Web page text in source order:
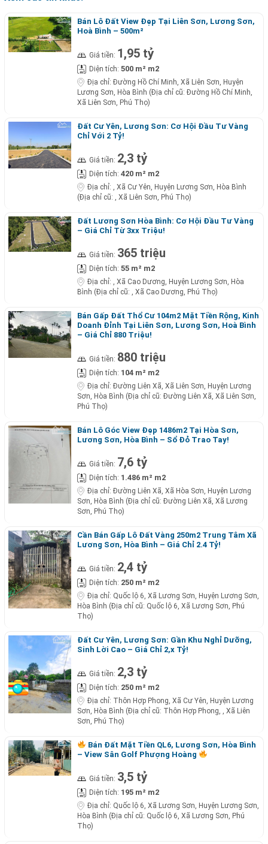
Bán Lô Đất View Đẹp Tại Liên Sơn, Lương Sơn,
Hoà Bình – 500m²
Giá tiền: 1,95 tỷ
Diện tích: 500 m² m2
Địa chỉ: Đường Hồ Chí Minh, Xã Liên Sơn, Huyện
Lương Sơn, Hòa Bình (Địa chỉ cũ: Đường Hồ Chí Minh,
Xã Liên Sơn, Phú Thọ)
Đất Cư Yên, Lương Sơn: Cơ Hội Đầu Tư Vàng
Chỉ Với 2 Tỷ!
Giá tiền: 2,3 tỷ
Diện tích: 420 m² m2
Địa chỉ:
, Xã Cư Yên, Huyện Lương Sơn, Hòa Bình
(Địa chỉ cũ: , Xã Liên Sơn, Phú Thọ)
Đất Lương Sơn Hòa Bình: Cơ Hội Đầu Tư Vàng
– Giá Chỉ Từ 3xx Triệu!
Giá tiền: 365 triệu
Diện tích: 55 m² m2
Địa chỉ:
, Xã Cao Dương, Huyện Lương Sơn, Hòa
Bình (Địa chỉ cũ: , Xã Cao Dương, Phú Thọ)
Bán Gấp Đất Thổ Cư 104m2 Mặt Tiền Rộng, Kinh
Doanh Đỉnh Tại Liên Sơn, Lương Sơn, Hoà Bình
– Giá Chỉ 880 Triệu!
Giá tiền: 880 triệu
Diện tích: 104 m² m2
Địa chỉ: Đường Liên Xã, Xã Liên Sơn, Huyện Lương
Sơn, Hòa Bình (Địa chỉ cũ: Đường Liên Xã, Xã Liên Sơn,
Phú Thọ)
Bán Lô Góc View Đẹp 1486m2 Tại Hòa Sơn,
Lương Sơn, Hòa Bình – Sổ Đỏ Trao Tay!
Giá tiền: 7,6 tỷ
Diện tích: 1.486 m² m2
Địa chỉ: Đường Liên Xã, Xã Hòa Sơn, Huyện Lương
Sơn, Hòa Bình (Địa chỉ cũ: Đường Liên Xã, Xã Lương
Sơn, Phú Thọ)
Cần Bán Gấp Lô Đất Vàng 250m2 Trung Tâm Xã
Lương Sơn, Hòa Bình – Giá Chỉ 2.4 Tỷ!
Giá tiền: 2,4 tỷ
Diện tích: 250 m² m2
Địa chỉ: Quốc lộ 6, Xã Lương Sơn, Huyện Lương Sơn,
Hòa Bình (Địa chỉ cũ: Quốc lộ 6, Xã Lương Sơn, Phú
Thọ)
Đất Cư Yên, Lương Sơn: Gần Khu Nghỉ Dưỡng,
Sinh Lời Cao – Giá Chỉ 2,x Tỷ!
Giá tiền: 2,3 tỷ
Diện tích: 250 m² m2
Địa chỉ: Thôn Hợp Phong, Xã Cư Yên, Huyện Lương
Sơn, Hòa Bình (Địa chỉ cũ: Thôn Hợp Phong, , Xã Liên
Sơn, Phú Thọ)
Bán Đất Mặt Tiền QL6, Lương Sơn, Hòa Bình
– View Sân Golf Phượng Hoàng
Giá tiền: 3,5 tỷ
Diện tích: 195 m² m2
Địa chỉ: Quốc lộ 6, Xã Lương Sơn, Huyện Lương Sơn,
Hòa Bình (Địa chỉ cũ: Quốc lộ 6, Xã Lương Sơn, Phú
Thọ)